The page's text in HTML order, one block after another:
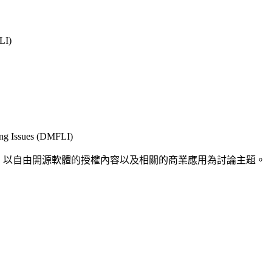
Issues (DMFLI)
自由開源軟體的授權內容以及相關的商業應用為討論主題。